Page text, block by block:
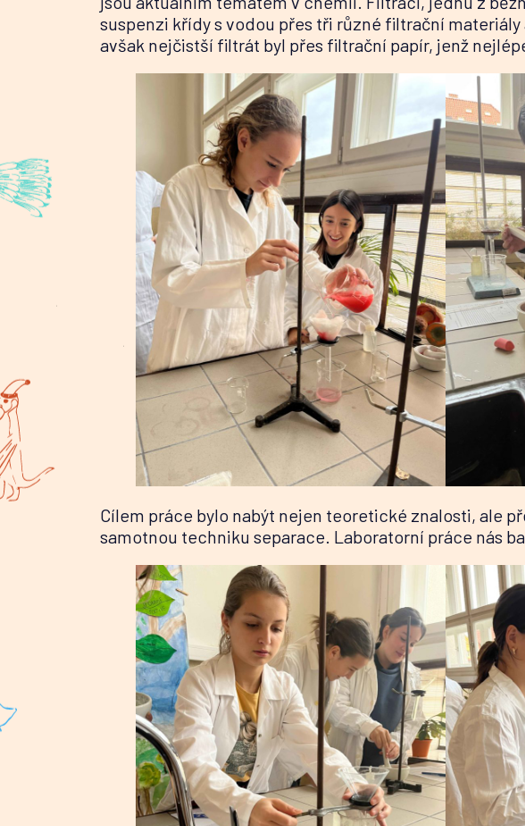
suspenzi křídy s vodou přes tři různé filtrační
avšak nejčistší filtrát byl přes filtrační papír, jenž
Cílem práce bylo nabýt nejen teoretické znalosti, ale
samotnou techniku separace. Laboratorní práce nás